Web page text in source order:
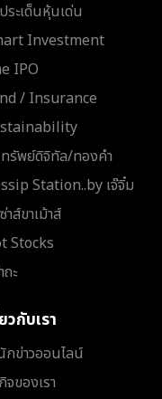
ระเด็นหุ้นเด่น
Investment
IPO
/ Insurance
รัพย์ดิจิทัล/ทองคำ
Station..by เจ๊จิ๋ม
าส์ขาเม้าส์
Stocks
ะ
วกับเรา
กข่าวออนไลน์
จของเรา